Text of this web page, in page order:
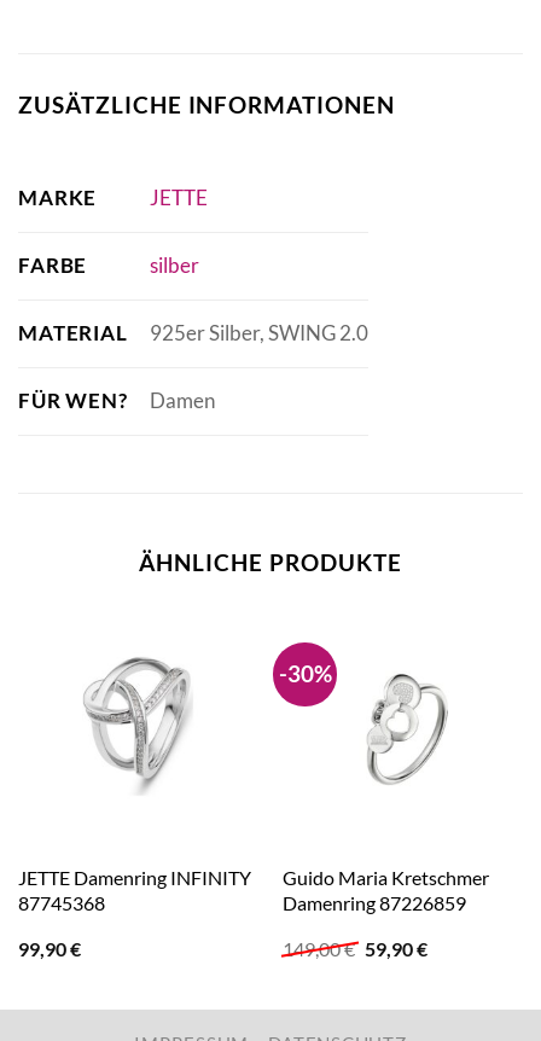
ZUSÄTZLICHE INFORMATIONEN
MARKE JETTE
FARBE silber
MATERIAL 925er Silber, SWING 2.0
FÜR WEN? Damen
ÄHNLICHE PRODUKTE
JETTE Damenring INFINITY
87745368
99,90€
-30%
Guido Maria Kretschmer
Damenring 87226859
149,00€ Ursprünglicher
Preis
149,00 €
59,90€Aktueller
59,90 €.